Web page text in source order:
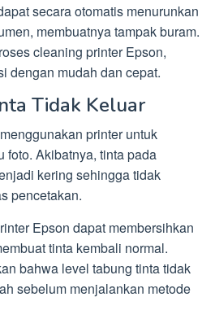
secara otomatis menurunkan
membuatnya tampak buram.
cleaning printer Epson,
dengan mudah dan cepat.
Tidak Keluar
printer untuk
foto. Akibatnya, tinta pada
kering sehingga tidak
pencetakan.
Epson dapat membersihkan
tinta kembali normal.
bahwa level tabung tinta tidak
sebelum menjalankan metode